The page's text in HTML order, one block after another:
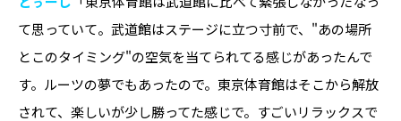
て思っていて。武道館はステージに立つ寸前で、"あの場所
とこのタイミング"の空気を当てられてる感じがあったんで
す。ルーツの夢でもあったので。東京体育館はそこから解放
されて、楽しいが少し勝ってた感じで。すごいリラックスで